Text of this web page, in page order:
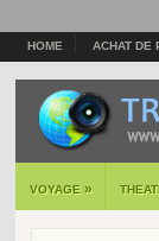
HOME ACHAT DE
VOYAGE »